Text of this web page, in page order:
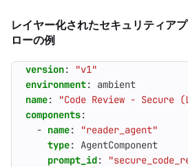
レイヤー化されたセキュリティア
ローの例
version:
"v1"
environment:
ambient
name:
"Code Review - Secure
components:
- name:
"reader_agent"
type: AgentComponent
prompt_id: